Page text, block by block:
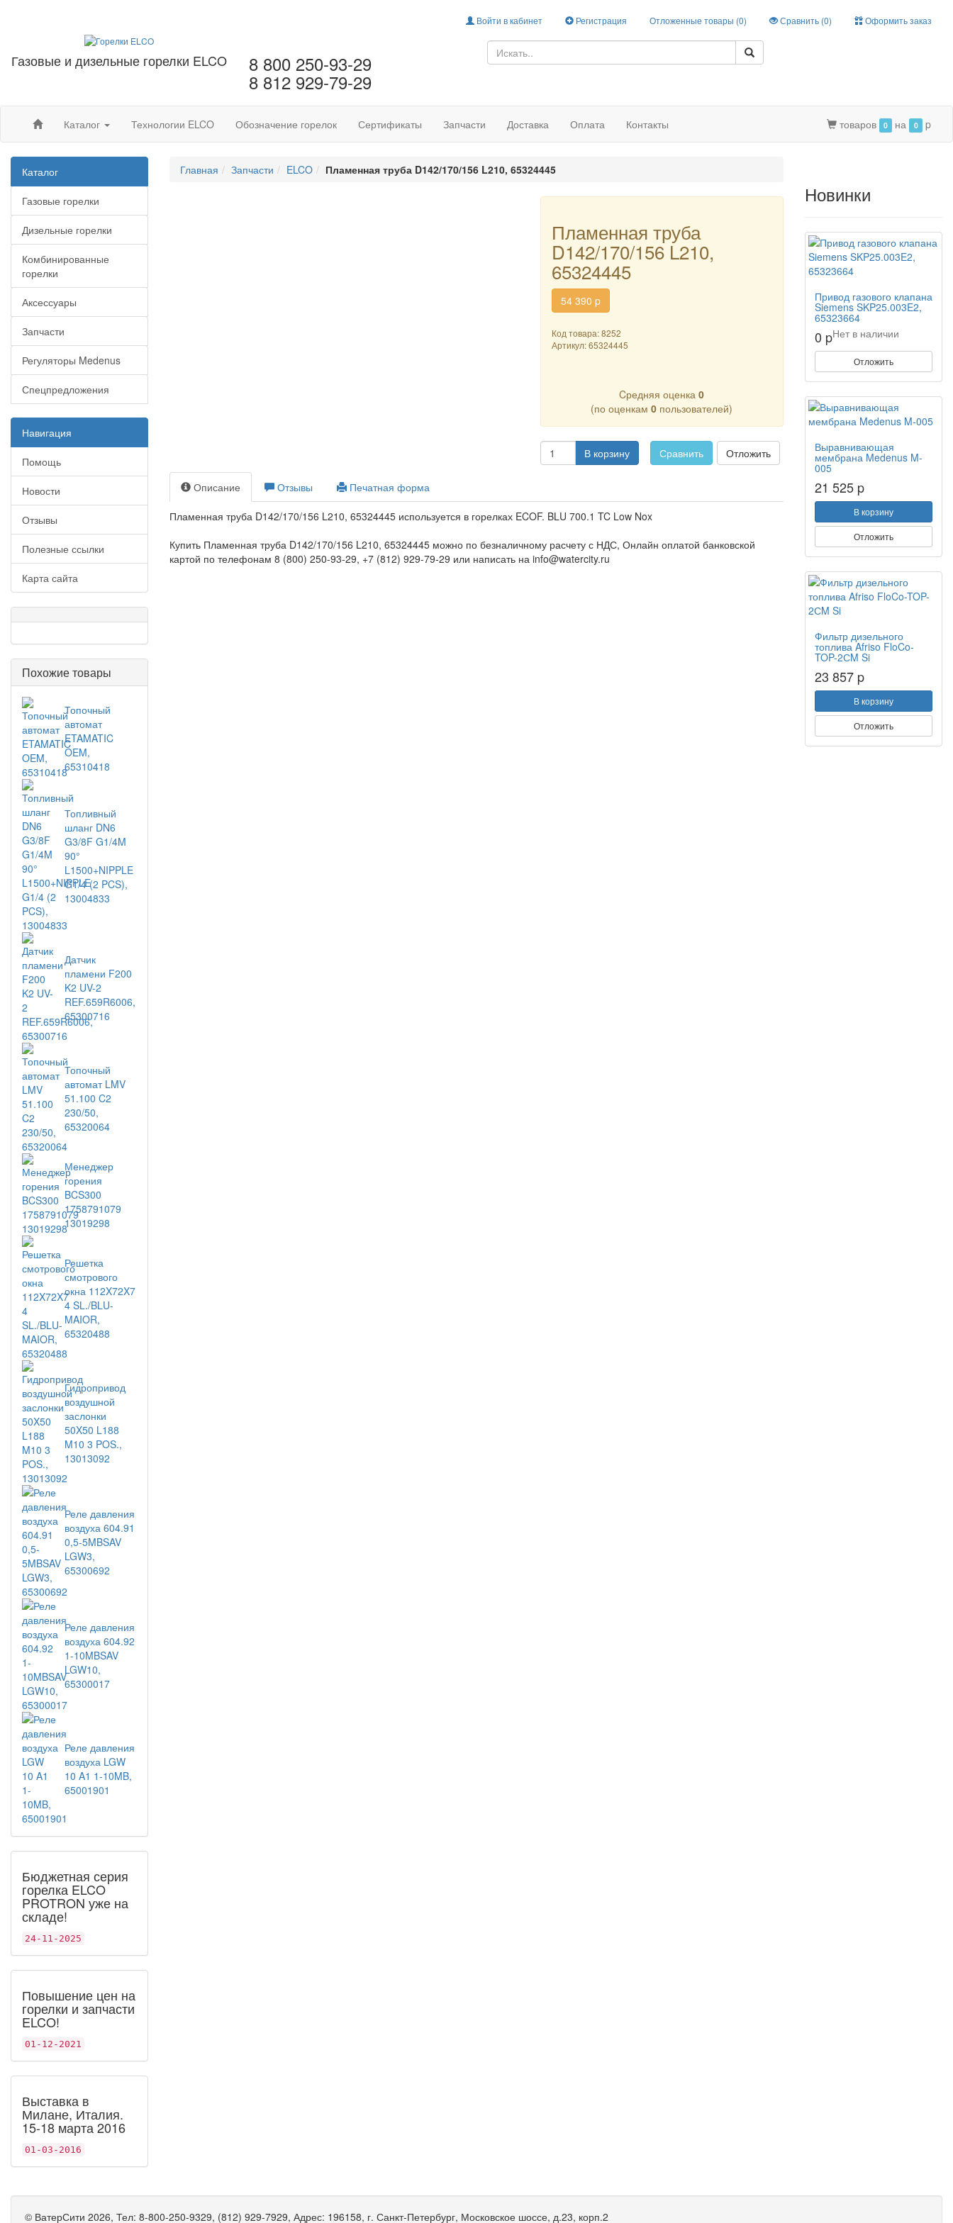
Газовые и дизельные горелки ELCO
Войти в кабинет Регистрация Отложенные товары (0) Сравнить (0) Оформить заказ
8 800 250-93-29
8 812 929-79-29
Каталог Технологии ELCO Обозначение горелок Сертификаты Запчасти Доставка Оплата Контакты товаров 0 на 0 p
Каталог
Газовые горелки
Дизельные горелки
Комбинированные
горелки
Аксессуары
Запчасти
Регуляторы Medenus
Спецпредложения
Навигация
Помощь
Новости
Отзывы
Полезные ссылки
Карта сайта
Похожие товары
Топочный
автомат
ETAMATIC
OEM,
65310418
Топливный
шланг DN6
G3/8F G1/4M
90°
L1500+NIPPLE
G1/4 (2 PCS),
13004833
Датчик
пламени F200
K2 UV-2
REF.659R6006,
65300716
Топочный
автомат LMV
51.100 C2
230/50,
65320064
Менеджер
горения
BCS300
1758791079
13019298
Решетка
смотрового
окна 112X72X7
4 SL./BLU-
MAIOR,
65320488
Гидропривод
воздушной
заслонки
50X50 L188
M10 3 POS.,
13013092
Реле давления
воздуха 604.91
0,5-5MBSAV
LGW3,
65300692
Реле давления
воздуха 604.92
1-10MBSAV
LGW10,
65300017
Реле давления
воздуха LGW
10 A1 1-10MB,
65001901
Бюджетная серия
горелка ELCO
PROTRON уже на
складе!
24-11-2025
Повышение цен на
горелки и запчасти
ELCO!
01-12-2021
Выставка в
Милане, Италия.
15-18 марта 2016
01-03-2016
Главная Запчасти ELCO Пламенная труба D142/170/156 L210, 65324445
Пламенная труба
D142/170/156 L210,
65324445
54 390 p
Код товара: 8252
Артикул:65324445
Cредняя оценка0
(по оценкам0 пользователей)
В корзину Сравнить Отложить
Описание Отзывы Печатная форма
Пламенная труба D142/170/156 L210, 65324445 используется в горелках ECOF. BLU 700.1 TC Low Nox
Купить Пламенная труба D142/170/156 L210, 65324445 можно по безналичному расчету с НДС, Онлайн оплатой банковской
картой по телефонам 8 (800) 250-93-29, +7 (812) 929-79-29 или написать на info@watercity.ru
Новинки
Привод газового клапана
Siemens SKP25.003E2,
65323664
0 pНет в наличии
Отложить
Выравнивающая
мембрана Medenus M-
005
21 525 p
В корзину
Отложить
Фильтр дизельного
топлива Afriso FloCo-
TOP-2СM Si
23 857 p
В корзину
Отложить
© ВатерСити 2026, Тел: 8-800-250-9329, (812) 929-7929, Адрес: 196158, г. Санкт-Петербург, Московское шоссе, д.23, корп.2